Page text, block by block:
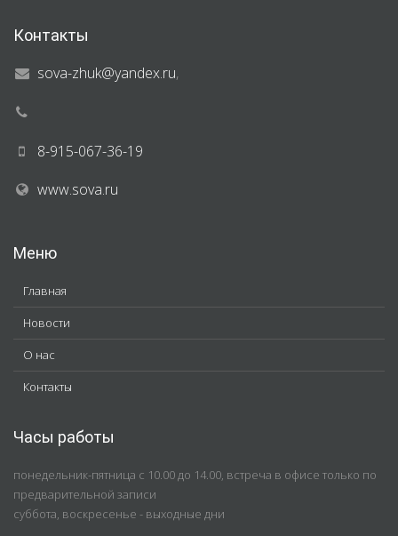
Контакты
sova-zhuk@yandex.ru,
8-915-067-36-19
www.sova.ru
Меню
Главная
Новости
О нас
Контакты
Часы работы
понедельник-пятница с 10.00 до 14.00, встреча в офисе только по
предварительной записи
суббота, воскресенье - выходные дни